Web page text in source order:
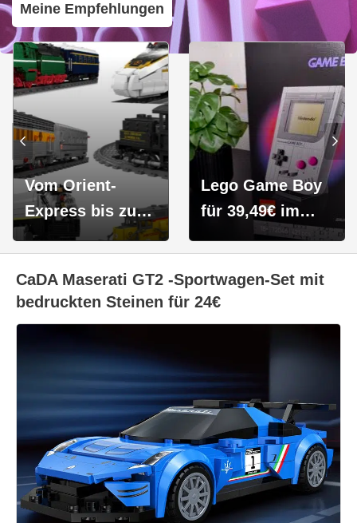
Meine Empfehlungen
Vom Orient-
Express bis zum
Güterzug: Die
Eisenbahn-Sets -
Perfekte
Lego Game Boy
für 39,49€ im
Test: Fast
nicht das Button-
Gefrickel wäre...
CaDA Maserati GT2 -Sportwagen-Set mit
bedruckten Steinen für 24€